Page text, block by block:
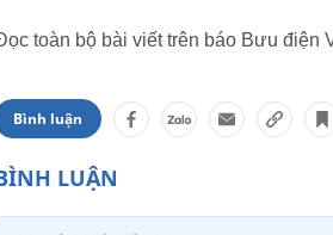
toàn bộ bài viết trên báo Bưu điện
Bình luận